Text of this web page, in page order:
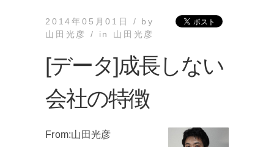
2014年05月01日 / by
山田光彦 / in 山田光彦
[データ]成長しない
会社の特徴
From:山田光彦